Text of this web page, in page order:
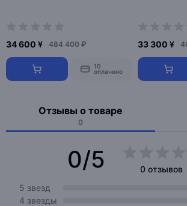
34 600 ¥ 484 400 ₽
10
оплачено
33 300 ¥
Отзывы о товаре
0
0/5
0 отзывов
5 звезд
4 звезды